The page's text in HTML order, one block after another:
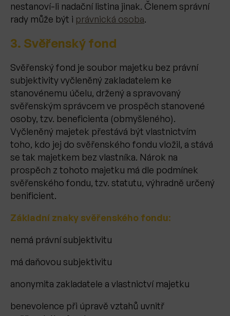
nestanoví-li nadační listina jinak. Členem správní
rady může být i právnická osoba.
3. Svěřenský fond
Svěřenský fond je soubor majetku bez právní
subjektivity vyčleněný zakladatelem ke
stanovénemu účelu, držený a spravovaný
svěřenským správcem ve prospěch stanovené
osoby, tzv. beneficienta (obmyšleného).
Vyčleněný majetek přestává být vlastnictvím
toho, kdo jej do svěřenského fondu vložil, a stává
se tak majetkem bez vlastníka. Nárok na
prospěch z tohoto majetku má dle podmínek
svěřenského fondu, tzv. statutu, výhradně určený
benificient.
Základní znaky svěřenského fondu:
nemá právní subjektivitu
má daňovou subjektivitu
anonymita zakladatele a vlastnictví majetku
benevolence při úpravě vztahů uvnitř